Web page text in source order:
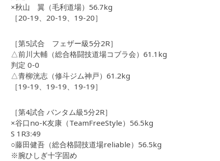
×秋山 翼（毛利道場）56.7kg
［20-19、20-19、19-20］
［第5試合 フェザー級5分2R］
△前川大輔（総合格闘技道場コブラ会）61.1kg
判定 0-0
△青柳洸志（修斗ジム神戸）61.2kg
［19-19、19-19、19-19］
［第4試合 バンタム級5分2R］
×谷口no-K友康（TeamFreeStyle）56.5kg
S 1R3:49
○藤田健吾（総合格闘技道場reliable）56.5kg
※腕ひしぎ十字固め